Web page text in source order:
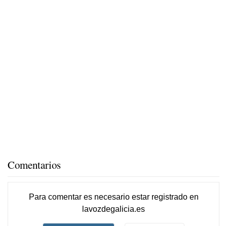
Comentarios
Para comentar es necesario estar registradoen
lavozdegalicia.es